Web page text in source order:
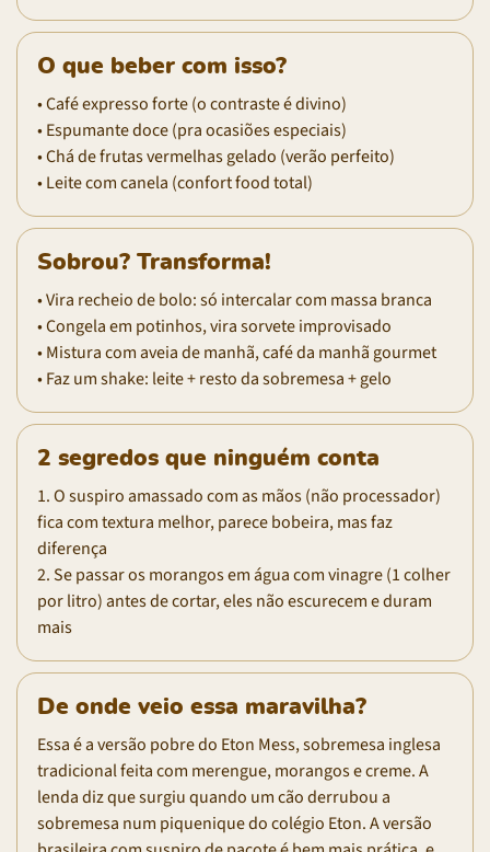
O que beber com isso?
• Café expresso forte (o contraste é divino)
• Espumante doce (pra ocasiões especiais)
• Chá de frutas vermelhas gelado (verão perfeito)
• Leite com canela (confort food total)
Sobrou? Transforma!
• Vira recheio de bolo: só intercalar com massa branca
• Congela em potinhos, vira sorvete improvisado
• Mistura com aveia de manhã, café da manhã gourmet
• Faz um shake: leite + resto da sobremesa + gelo
2 segredos que ninguém conta
1. O suspiro amassado com as mãos (não processador)
fica com textura melhor, parece bobeira, mas faz
diferença
2. Se passar os morangos em água com vinagre (1 colher
por litro) antes de cortar, eles não escurecem e duram
mais
De onde veio essa maravilha?
Essa é a versão pobre do Eton Mess, sobremesa inglesa
tradicional feita com merengue, morangos e creme. A
lenda diz que surgiu quando um cão derrubou a
sobremesa num piquenique do colégio Eton. A versão